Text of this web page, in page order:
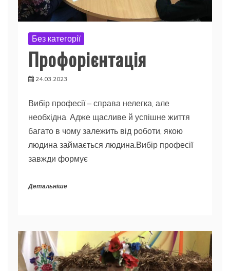
Без категорії
Профорієнтація
24.03.2023
Вибір професії – справа нелегка, але
необхідна. Адже щасливе й успішне життя
багато в чому залежить від роботи, якою
людина займається людина.Вибір професії
завжди формує
Детальніше